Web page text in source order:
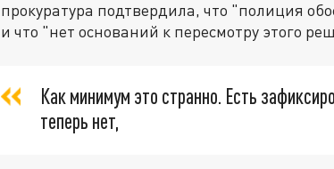
прокуратура подтвердила, что "полиция
и что "нет оснований к пересмотру этого
Как минимум это странно. Есть
теперь нет,